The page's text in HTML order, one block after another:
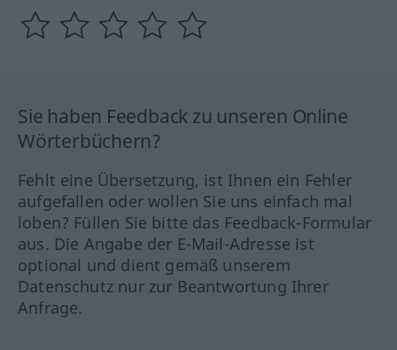
Sie haben Feedback zu unseren Online
Wörterbüchern?
Fehlt eine Übersetzung, ist Ihnen ein Fehler
aufgefallen oder wollen Sie uns einfach mal
loben? Füllen Sie bitte das Feedback-Formular
aus. Die Angabe der E-Mail-Adresse ist
optional und dient gemäß unserem
Datenschutz nur zur Beantwortung Ihrer
Anfrage.